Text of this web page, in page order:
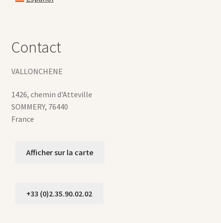
Contact
VALLONCHENE
1426, chemin d'Atteville
SOMMERY, 76440
France
Afficher sur la carte
+33 (0)2.35.90.02.02